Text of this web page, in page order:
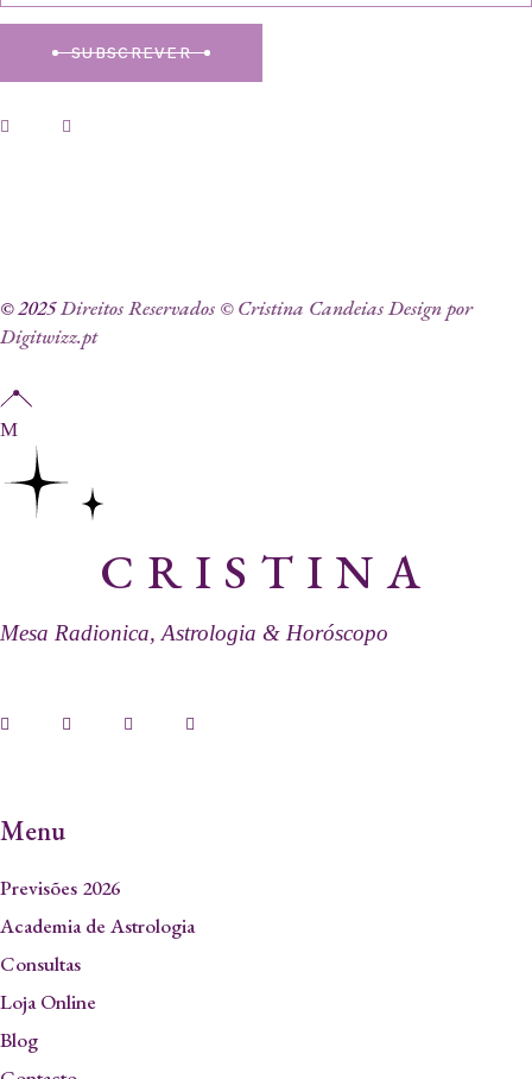
SUBSCREVER
© 2025Direitos Reservados © Cristina Candeias Design por
Digitwizz.pt
CRISTINA
Mesa Radionica, Astrologia & Horóscopo
Menu
Previsões 2026
Academia de Astrologia
Consultas
Loja Online
Blog